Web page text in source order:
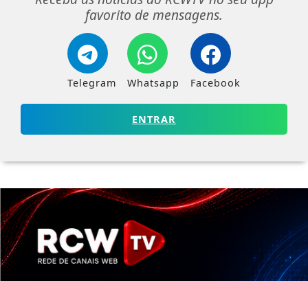
favorito de mensagens.
Telegram Whatsapp Facebook
ENTRAR